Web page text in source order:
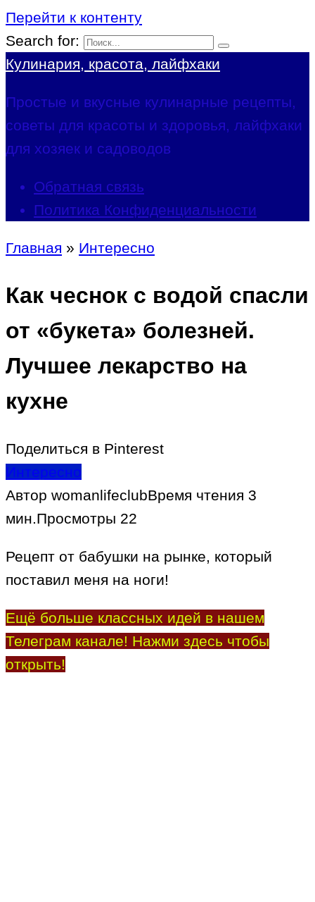
Перейти к контенту
Search for:
Кулинария, красота, лайфхаки
Простые и вкусные кулинарные рецепты,
советы для красоты и здоровья, лайфхаки
для хозяек и садоводов
Обратная связь
Политика Конфиденциальности
Главная » Интересно
Как чеснок с водой спасли
от «букета» болезней.
Лучшее лекарство на
кухне
Поделиться в Pinterest
Интересно
Автор womanlifeclubВремя чтения 3
мин.Просмотры 22
Рецепт от бабушки на рынке, который
поставил меня на ноги!
Ещё больше классных идей в нашем
Телеграм канале! Нажми здесь чтобы
открыть!